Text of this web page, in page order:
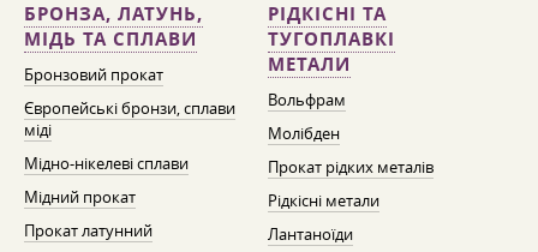
БРОНЗА, ЛАТУНЬ,
МІДЬ ТА СПЛАВИ
Бронзовий прокат
Європейські бронзи, сплави
міді
Мідно-нікелеві сплави
Мідний прокат
Прокат латунний
РІДКІСНІ ТА
ТУГОПЛАВКІ
МЕТАЛИ
Вольфрам
Молібден
Прокат рідких металів
Рідкісні метали
Лантаноїди